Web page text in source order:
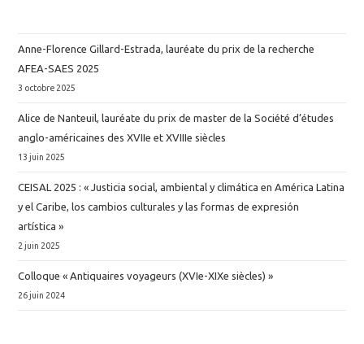
Anne-Florence Gillard-Estrada, lauréate du prix de la recherche
AFEA-SAES 2025
3 octobre 2025
Alice de Nanteuil, lauréate du prix de master de la Société d’études
anglo-américaines des XVIIe et XVIIIe siècles
13 juin 2025
CEISAL 2025 : « Justicia social, ambiental y climática en América Latina
y el Caribe, los cambios culturales y las formas de expresión
artística »
2 juin 2025
Colloque « Antiquaires voyageurs (XVIe-XIXe siècles) »
26 juin 2024